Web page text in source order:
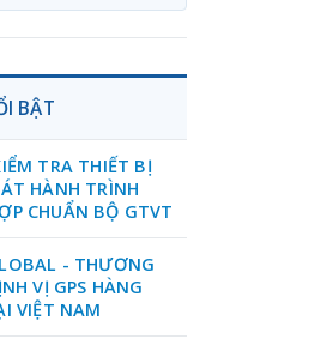
BẬT
TRA THIẾT BỊ
HÀNH TRÌNH
CHUẨN BỘ GTVT
- THƯƠNG
VỊ GPS HÀNG
VIỆT NAM